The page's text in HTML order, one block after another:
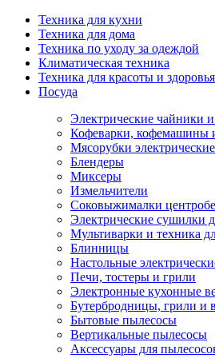
Техника для кухни
Техника для дома
Техника по уходу за одеждой
Климатическая техника
Техника для красоты и здоровья
Посуда
Электрические чайники
Кофеварки, кофемашины
Мясорубки электрические
Блендеры
Миксеры
Измельчители
Соковыжималки
Электрические сушилки
Мультиварки и техника
Блинницы
Настольные
Печи, тостеры и грили
Электронные кухонные
Бутербродницы, грили и
Бытовые пылесосы
Вертикальные пылесосы
Аксессуары для